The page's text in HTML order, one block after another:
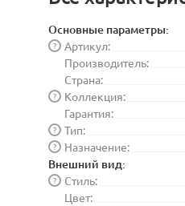
Основные параметры:
Артикул:
?
Производитель:
Страна:
Коллекция:
?
Гарантия:
Тип:
?
Назначение:
?
Внешний вид:
Стиль:
?
Цвет: